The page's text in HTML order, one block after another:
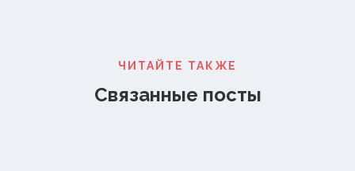
ЧИТАЙТЕ ТАКЖЕ
Связанные посты